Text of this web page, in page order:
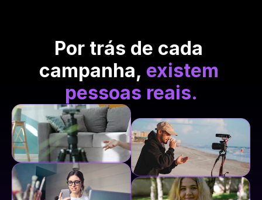
Por trás de cada
campanha, existem
pessoas reais.